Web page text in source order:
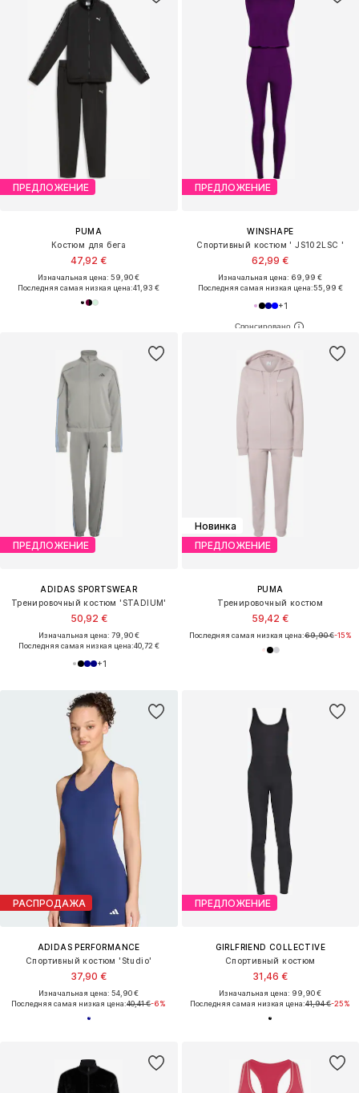
ПРЕДЛОЖЕНИЕ
PUMA
Костюм для бега
47,92 €
Изначальная цена: 59,90 €
Последняя самая низкая цена:41,93 €
ПРЕДЛОЖЕНИЕ
WINSHAPE
Спортивный костюм ' JS102LSC '
62,99 €
Изначальная цена: 69,99 €
Последняя самая низкая цена:55,99 €
+1
ПРЕДЛОЖЕНИЕ
ADIDAS SPORTSWEAR
Тренировочный костюм 'STADIUM'
50,92 €
Изначальная цена: 79,90 €
Последняя самая низкая цена:40,72 €
+1
Новинка
ПРЕДЛОЖЕНИЕ
PUMA
Тренировочный костюм
59,42 €
Последняя самая низкая цена:69,90 €-15%
РАСПРОДАЖА
ADIDAS PERFORMANCE
Спортивный костюм 'Studio'
37,90 €
Изначальная цена: 54,90 €
Последняя самая низкая цена:40,41 €-6%
ПРЕДЛОЖЕНИЕ
GIRLFRIEND COLLECTIVE
Спортивный костюм
31,46 €
Изначальная цена: 99,90 €
Последняя самая низкая цена:41,94 €-25%